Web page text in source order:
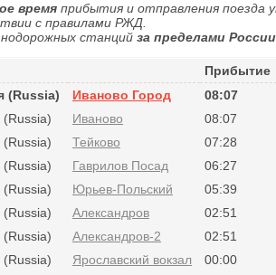
время прибытия и отправления поезда
с правилами РЖД.
станций за пределами
Прибытие
Иваново Город
08:07
Иваново
08:07
Тейково
07:28
Гаврилов Посад
06:27
Юрьев-Польский
05:39
Александров
02:51
Александров-2
02:51
Ярославский вокзал
00:00